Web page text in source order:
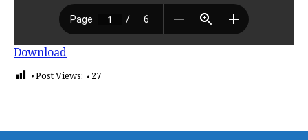
Download
Post Views: 27